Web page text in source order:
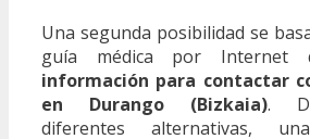
Una segunda posibilidad se
guía médica por Internet
información para contactar
en Durango (Bizkaia).
diferentes alternativas,